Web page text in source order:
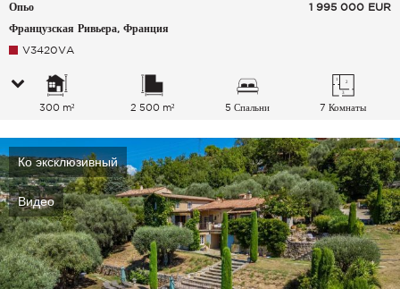
Опьо
Французская Ривьера, Франция
1 995 000 EUR
V3420VA
300 m² 2 500 m² 5 Спальни 7 Комнаты
Ко эксклюзивный
Видео